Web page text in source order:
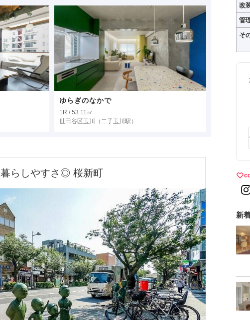
ゆらぎのなかで
1R / 53.11㎡
世田谷区玉川
（二子玉川駅）
暮らしやすさ◎ 桜新町
改
管
そ
新